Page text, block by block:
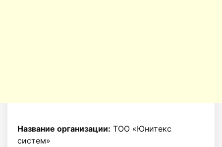
Название организации: ТОО «Юнитекс
систем»